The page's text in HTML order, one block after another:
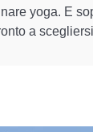
yoga. E
a